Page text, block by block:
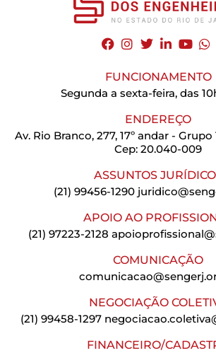
FUNCIONAMENTO
Segunda a sexta-feira, das
ENDEREÇO
Av. Rio Branco, 277, 17º andar -
Cep: 20.040-009
ASSUNTOS
(21) 99456-1290
APOIO AO
(21) 97223-2128
COMUNICAÇÃO
NEGOCIAÇÃO
(21) 99458-1297
FINANCEIRO/